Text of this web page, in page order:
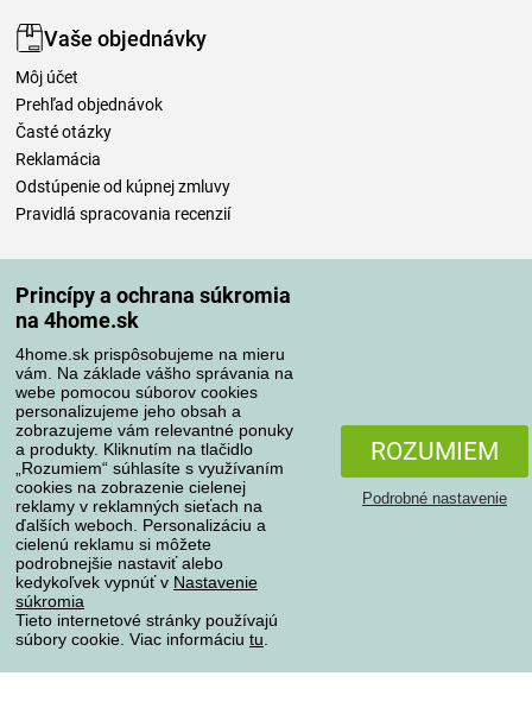
Princípy a ochrana súkromia
na 4home.sk
4home.sk prispôsobujeme na mieru
vám. Na základe vášho správania na
webe pomocou súborov cookies
personalizujeme jeho obsah a
zobrazujeme vám relevantné ponuky
a produkty. Kliknutím na tlačidlo
„Rozumiem“ súhlasíte s využívaním
cookies na zobrazenie cielenej
reklamy v reklamných sieťach na
ďalších weboch. Personalizáciu a
cielenú reklamu si môžete
podrobnejšie nastaviť alebo
kedykoľvek vypnúť v Nastavenie
súkromia
Tieto internetové stránky používajú
súbory cookie. Viac informáciu tu
ROZUMIEM
Podrobné nastavenie
Vaše objednávky
Môj účet
Prehľad objednávok
Časté otázky
Reklamácia
Odstúpenie od kúpnej zmluvy
Pravidlá spracovania recenzií
Spôsoby platby
Spoľahlivý obchod